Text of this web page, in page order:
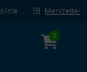
Merkzettel
0